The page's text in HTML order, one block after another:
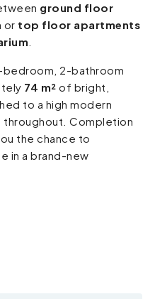
ground floor
or top floor apartments
bedroom, 2-bathroom
74 m² of bright,
to a high modern
Completion
the chance to
in a brand-new